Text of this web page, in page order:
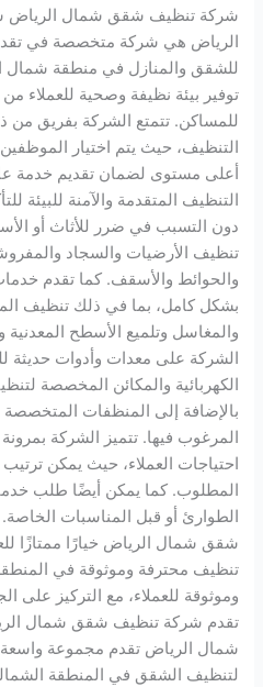
شركة تنظيف شقق شمال الرياض
الرياض هي شركة متخصصة في تقديم
للشقق والمنازل في منطقة شمال
توفير بيئة نظيفة وصحية للعملاء
للمساكن. تتمتع الشركة بفريق من
التنظيف، حيث يتم اختيار الموظفين
أعلى مستوى لضمان تقديم خدمة
التنظيف المتقدمة والآمنة للبيئة
دون التسبب في ضرر للأثاث أو
تنظيف الأرضيات والسجاد
والحوائط والأسقف. كما تقدم
بشكل كامل، بما في ذلك تنظيف
والمغاسل وتلميع الأسطح المعدنية
الشركة على معدات وأدوات حديثة
الكهربائية والمكائن المخصصة
بالإضافة إلى المنظفات المتخصصة
المرغوب فيها. تتميز الشركة
احتياجات العملاء، حيث يمكن ترتيب
المطلوب. كما يمكن أيضًا طلب
الطوارئ أو قبل المناسبات الخاصة.
شقق شمال الرياض خيارًا ممتازًا
تنظيف محترفة وموثوقة في
وموثوقة للعملاء، مع التركيز على
تقدم شركة تنظيف شقق شمال
شمال الرياض تقدم مجموعة
لتنظيف الشقق في المنطقة